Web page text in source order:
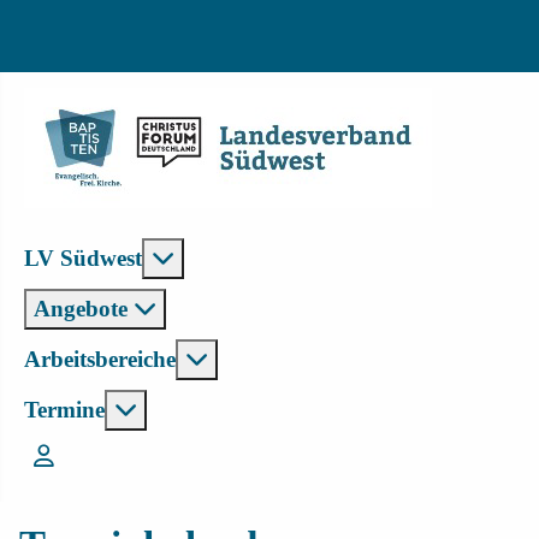
LV Südwest
Angebote
Arbeitsbereiche
Termine